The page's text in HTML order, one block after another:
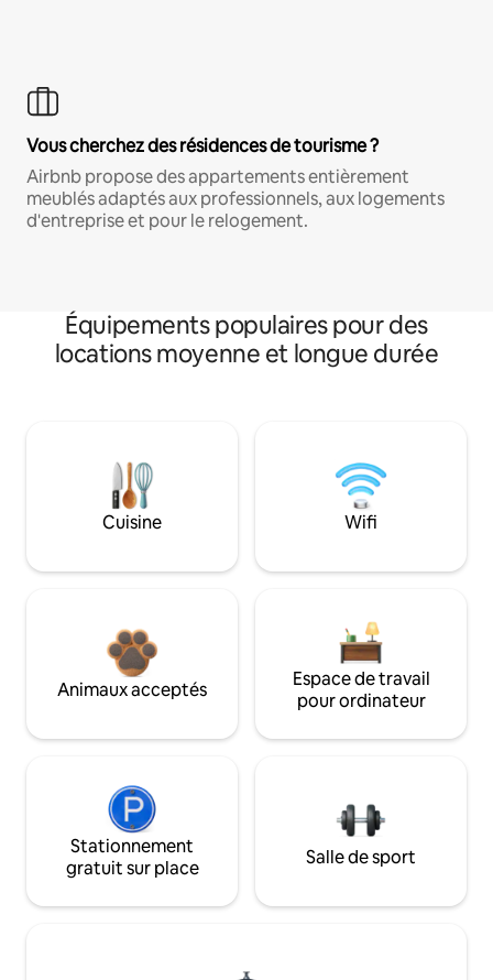
Vous cherchez des résidences de tourisme ?
Airbnb propose des appartements entièrement
meublés adaptés aux professionnels, aux logements
d'entreprise et pour le relogement.
Équipements populaires pour des
locations moyenne et longue durée
Cuisine Wifi
Animaux acceptés
Espace de travail
pour ordinateur
Stationnement
gratuit sur place
Salle de sport